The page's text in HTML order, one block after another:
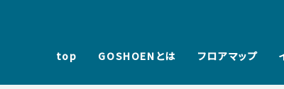
top GOSHOENとは フロアマップ